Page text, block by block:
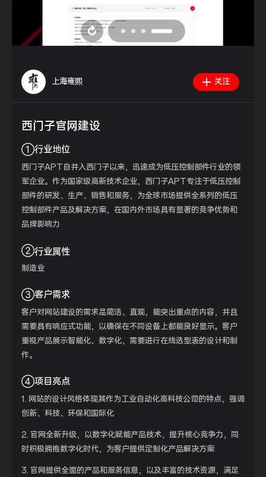
上海雍熙 关注
西门子官网建设
①行业地位
西门子APT自并入西门子以来，迅速成为低压控制部件行业的领
军企业。作为国家级高新技术企业，西门子APT专注于低压控制
部件的研发、生产、销售和服务，为全球市场提供全系列的低压
控制部件产品及解决方案，在国内外市场具有显著的竞争优势和
品牌影响力
②行业属性
制造业
③客户需求
客户对网站建设的需求是简洁、直观，能突出重点的内容，并且
需要具有响应式功能，以确保在不同设备上都能良好显示。客户
重视产品展示智能化、数字化，需要进行在线选型表的设计和制
作。
④项目亮点
1. 网站的设计风格体现其作为工业自动化高科技公司的特点，强调
创新、科技、环保和国际化
2. 官网全新升级，以数字化赋能产品技术，提升核心竞争力，同
时积极拥抱数字化时代，为客户提供定制化产品解决方案
3. 官网提供全面的产品和服务信息，以及丰富的技术资源，满足